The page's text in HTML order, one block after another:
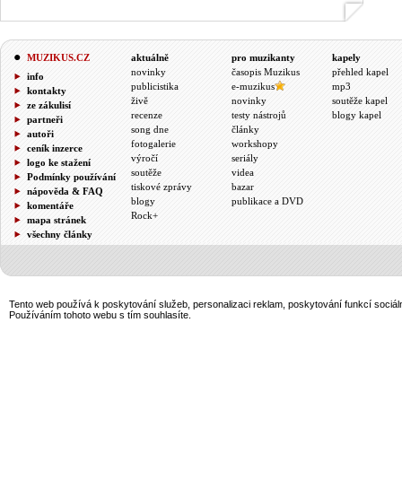
MUZIKUS.CZ
info
kontakty
ze zákulisí
partneři
autoři
ceník inzerce
logo ke stažení
Podmínky používání
nápověda & FAQ
komentáře
mapa stránek
všechny články
aktuálně
novinky
publicistika
živě
recenze
song dne
fotogalerie
výročí
soutěže
tiskové zprávy
blogy
Rock+
pro muzikanty
časopis Muzikus
e-muzikus
novinky
testy nástrojů
články
workshopy
seriály
videa
bazar
publikace a DVD
kapely
přehled kapel
mp3
soutěže kapel
blogy kapel
Tento web používá k poskytování služeb, personalizaci reklam, poskytování funkcí
Používáním tohoto webu s tím souhlasíte.